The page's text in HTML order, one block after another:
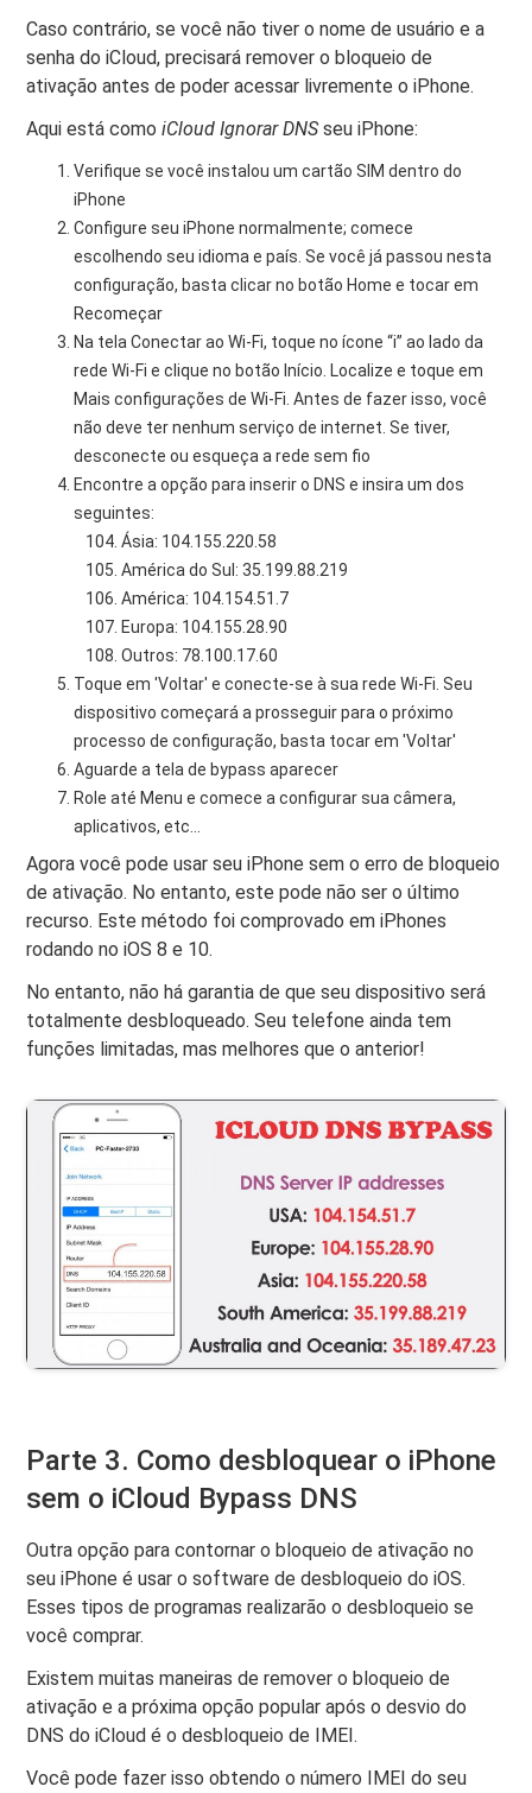
Caso contrário, se você não tiver o nome de usuário e a
senha do iCloud, precisará remover o bloqueio de
ativação antes de poder acessar livremente o iPhone.
Aqui está comoiCloud Ignorar DNSseu iPhone:
Verifique se você instalou um cartão SIM dentro do
iPhone
Configure seu iPhone normalmente; comece
escolhendo seu idioma e país. Se você já passou nesta
configuração, basta clicar no botão Home e tocar em
Recomeçar
Na tela Conectar ao Wi-Fi, toque no ícone “i” ao lado da
rede Wi-Fi e clique no botão Início. Localize e toque em
Mais configurações de Wi-Fi. Antes de fazer isso, você
não deve ter nenhum serviço de internet. Se tiver,
desconecte ou esqueça a rede sem fio
Encontre a opção para inserir o DNS e insira um dos
seguintes:
Ásia: 104.155.220.58
América do Sul: 35.199.88.219
América: 104.154.51.7
Europa: 104.155.28.90
Outros: 78.100.17.60
Toque em 'Voltar' e conecte-se à sua rede Wi-Fi. Seu
dispositivo começará a prosseguir para o próximo
processo de configuração, basta tocar em 'Voltar'
Aguarde a tela de bypass aparecer
Role até Menu e comece a configurar sua câmera,
aplicativos, etc…
Agora você pode usar seu iPhone sem o erro de bloqueio
de ativação. No entanto, este pode não ser o último
recurso. Este método foi comprovado em iPhones
rodando no iOS 8 e 10.
No entanto, não há garantia de que seu dispositivo será
totalmente desbloqueado. Seu telefone ainda tem
funções limitadas, mas melhores que o anterior!
Parte 3. Como desbloquear o iPhone
sem o iCloud Bypass DNS
Outra opção para contornar o bloqueio de ativação no
seu iPhone é usar o software de desbloqueio do iOS.
Esses tipos de programas realizarão o desbloqueio se
você comprar.
Existem muitas maneiras de remover o bloqueio de
ativação e a próxima opção popular após o desvio do
DNS do iCloud é o desbloqueio de IMEI.
Você pode fazer isso obtendo o número IMEI do seu